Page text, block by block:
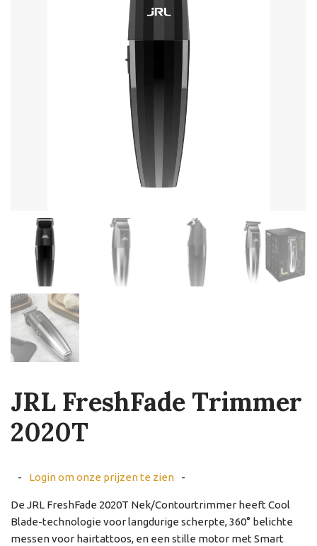
JRL FreshFade Trimmer
2020T
- Login om onze prijzen te zien -
De JRL FreshFade 2020T Nek/Contourtrimmer heeft Cool
Blade-technologie voor langdurige scherpte, 360° belichte
messen voor hairtattoos, en een stille motor met Smart